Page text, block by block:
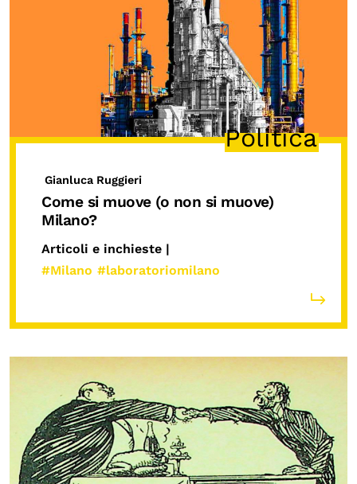
Politica
Gianluca Ruggieri
Come si muove (o non si muove)
Milano?
Articoli e inchieste |
#Milano #laboratoriomilano